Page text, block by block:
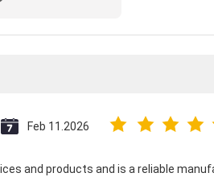
Feb 11.2026
and products and is a reliable